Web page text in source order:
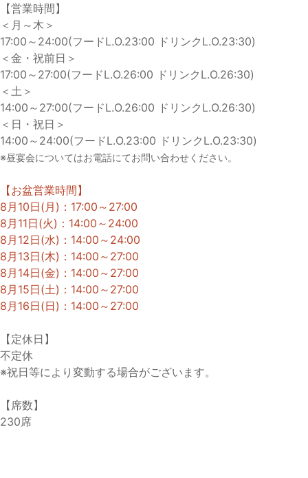
【営業時間】
＜月～木＞
17:00～24:00(フードL.O.23:00 ドリンクL.O.23:30)
＜金・祝前日＞
17:00～27:00(フードL.O.26:00 ドリンクL.O.26:30)
＜土＞
14:00～27:00(フードL.O.26:00 ドリンクL.O.26:30)
＜日・祝日＞
14:00～24:00(フードL.O.23:00 ドリンクL.O.23:30)
※昼宴会についてはお電話にてお問い合わせください。
【お盆営業時間】
8月10日(月)：17:00～27:00
8月11日(火)：14:00～24:00
8月12日(水)：14:00～24:00
8月13日(木)：14:00～27:00
8月14日(金)：14:00～27:00
8月15日(土)：14:00～27:00
8月16日(日)：14:00～27:00
【定休日】
不定休
※祝日等により変動する場合がございます。
【席数】
230席